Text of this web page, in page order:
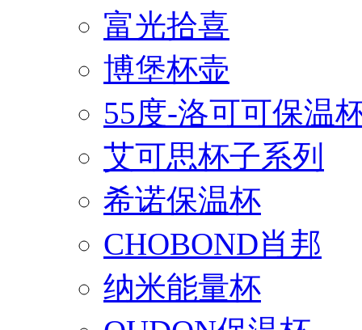
富光拾喜
博堡杯壶
55度-洛可可保温
艾可思杯子系列
希诺保温杯
CHOBOND肖邦
纳米能量杯